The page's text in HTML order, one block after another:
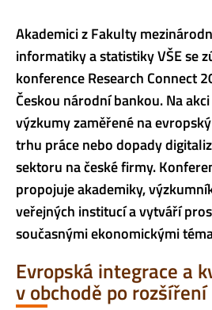
Akademici z Fakulty
informatiky a statistiky VŠE se
konference Research Connect
Českou národní bankou. Na
výzkumy zaměřené na
trhu práce nebo dopady
sektoru na české firmy.
propojuje akademiky,
veřejných institucí a vytváří
současnými ekonomickými
Evropská integrace a
v obchodě po rozšíření